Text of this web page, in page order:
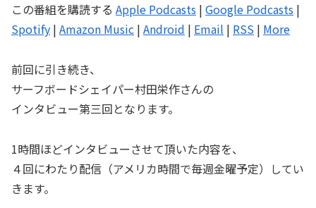
ヤ
ー
この番組を購読する Apple Podcasts | Google Podcasts |
Spotify | Amazon Music | Android | Email | RSS | More
前回に引き続き、
サーフボードシェイパー村田栄作さんの
インタビュー第三回となります。
1時間ほどインタビューさせて頂いた内容を、
４回にわたり配信（アメリカ時間で毎週金曜予定）してい
きます。